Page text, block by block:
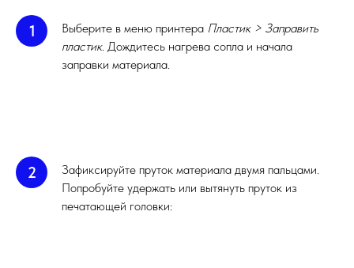
1 Выберите в меню принтера Пластик > Заправить
пластик. Дождитесь нагрева сопла и начала
заправки материала.
2
Зафиксируйте пруток материала двумя пальцами.
Попробуйте удержать или вытянуть пруток из
печатающей головки: